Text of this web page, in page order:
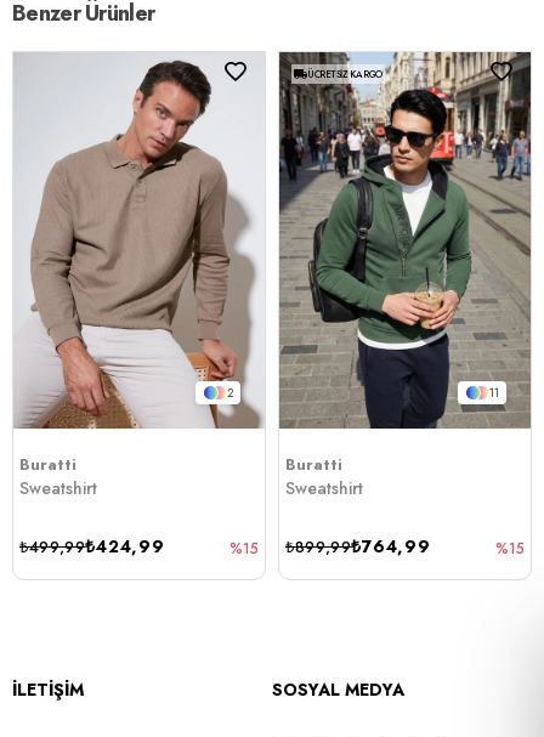
Benzer Ürünler
2
Buratti
Sweatshirt
₺424,99
₺499,99 %15
11
ÜCRETSIZ KARGO
Buratti
Sweatshirt
₺764,99
₺899,99 %15
İLETİŞİM SOSYAL MEDYA